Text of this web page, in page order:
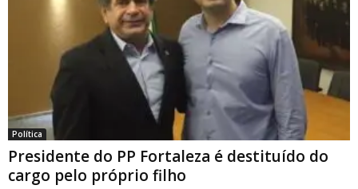
Política
Presidente do PP Fortaleza é destituído do
cargo pelo próprio filho